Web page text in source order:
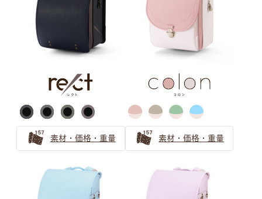
お子さまのお気に入りがきっと見つかるように
ランドセルカラーの選び方ガイドをお届けします。
グレー ランドセルの選び方
【2025年】グレーのランドセルが男の子に人気！2026
年入学向けの注目の色は？
グレーのランドセルは知的でスタイリッシュ！色味で個性
をプラスしよう
グレーのランドセルがおしゃれで人気！2024年のトレン
ドの予感
素材・価格・重量 素材・価格・重量